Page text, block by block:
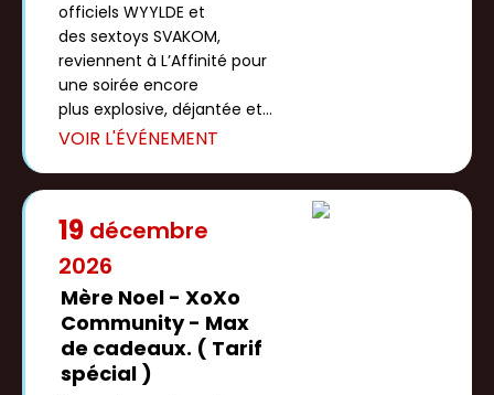
officiels WYYLDE et
des sextoys SVAKOM,
reviennent à L’Affinité pour
une soirée encore
plus explosive, déjantée et
ultra sensuelle à L’Affinité 😈
19 décembre
2026
Mère Noel - XoXo
Community - Max
de cadeaux. ( Tarif
spécial )